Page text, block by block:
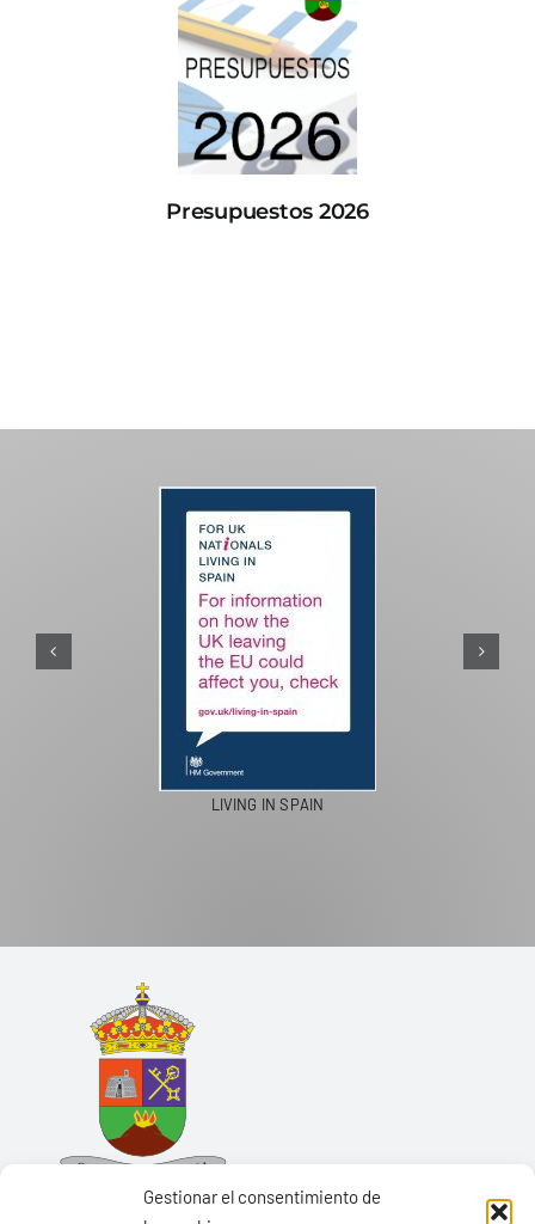
Gestionar el consentimiento de
Presupuestos 2026
LIVING IN SPAIN